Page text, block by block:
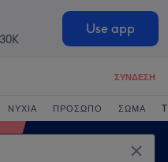
Use app
ΣΎΝΔΕΣΗ
ΝΎΧΙΑ ΠΡΌΣΩΠΟ ΣΏΜΑ